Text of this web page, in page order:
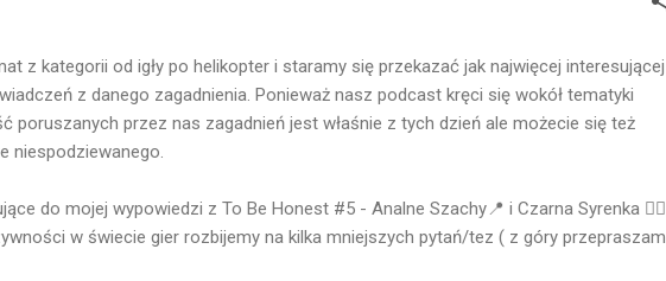
z kategorii od igły po helikopter i staramy się przekazać jak najwięcej interesującej
z danego zagadnienia. Ponieważ nasz podcast kręci się wokół tematyki
poruszanych przez nas zagadnień jest właśnie z tych dzień ale możecie się też
niespodziewanego.
do mojej wypowiedzi z To Be Honest #5 - Analne Szachy📍 i Czarna Syrenka 🧜‍♀️
w świecie gier rozbijemy na kilka mniejszych pytań/tez ( z góry przepraszam